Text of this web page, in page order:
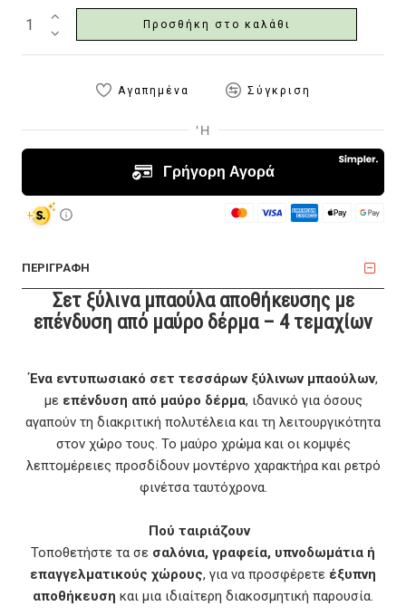
Προσθήκη στο καλάθι
Αγαπημένα Σύγκριση
ΠΕΡΙΓΡΑΦΗ
Σετ ξύλινα μπαούλα αποθήκευσης με
επένδυση από μαύρο δέρμα – 4 τεμαχίων
Ένα εντυπωσιακό σετ τεσσάρων ξύλινων μπαούλων,
με επένδυση από μαύρο δέρμα, ιδανικό για όσους
αγαπούν τη διακριτική πολυτέλεια και τη λειτουργικότητα
στον χώρο τους. Το μαύρο χρώμα και οι κομψές
λεπτομέρειες προσδίδουν μοντέρνο χαρακτήρα και ρετρό
φινέτσα ταυτόχρονα.
Πού ταιριάζουν
Τοποθετήστε τα σε σαλόνια, γραφεία, υπνοδωμάτια ή
επαγγελματικούς χώρους, για να προσφέρετε έξυπνη
αποθήκευση και μια ιδιαίτερη διακοσμητική παρουσία.